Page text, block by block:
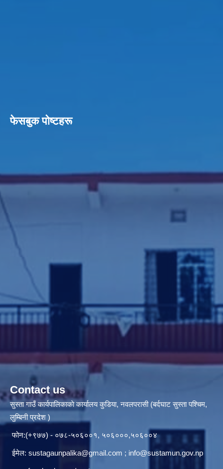
फेसबुक पाेष्टहरू
Contact us
सुस्ता गाउँ कार्यपालिकाकाे कार्यालय कुडिया, नवलपरासी (बर्दघाट सुस्ता पश्चिम,
लुम्बिनी प्रदेश )
फोन:(+९७७) - ०७८-५०६००१, ५०६०००,५०६००४
ईमेल: sustagaunpalika@gmail.com ; info@sustamun.gov.np